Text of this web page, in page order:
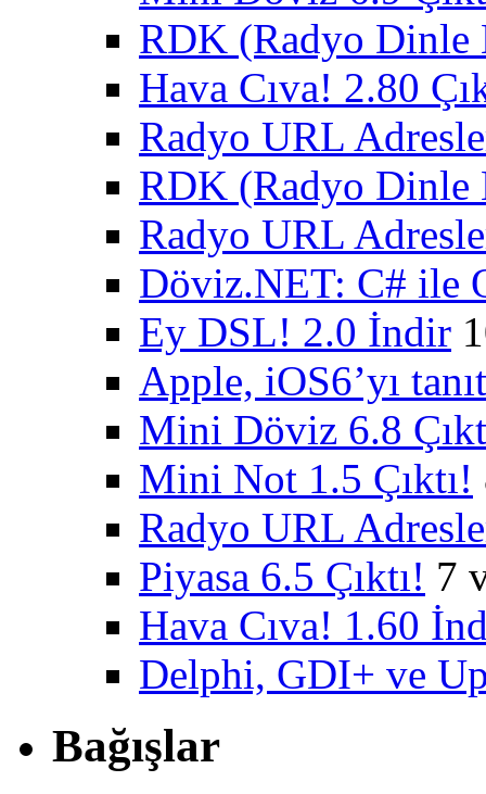
RDK (Radyo Dinle
Hava Cıva! 2.80
Radyo URL
RDK (Radyo Dinle
Radyo URL
Döviz.NET: C# ile
Ey DSL! 2.0 İndir
Apple, iOS6’yı
Mini Döviz 6.8
Mini Not 1.5 Çıktı!
Radyo URL
Piyasa 6.5 Çıktı! 7
Hava Cıva! 1.60
Delphi, GDI+ ve
Bağışlar